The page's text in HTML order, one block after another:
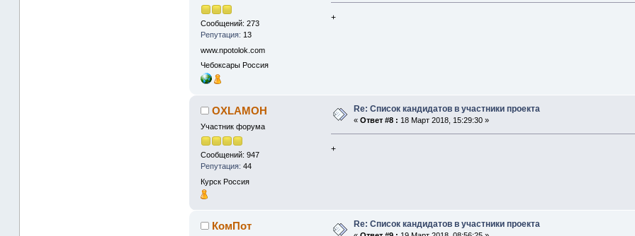
Сообщений: 273
Репутация: 13
www.npotolok.com
Чебоксары Россия
+
OXLAMOH
Участник форума
Сообщений: 947
Репутация: 44
Курск Россия
Re: Список кандидатов в участники проекта
« Ответ #8 : 18 Март 2018, 15:29:30 »
+
КомПот Re: Список кандидатов в участники проекта